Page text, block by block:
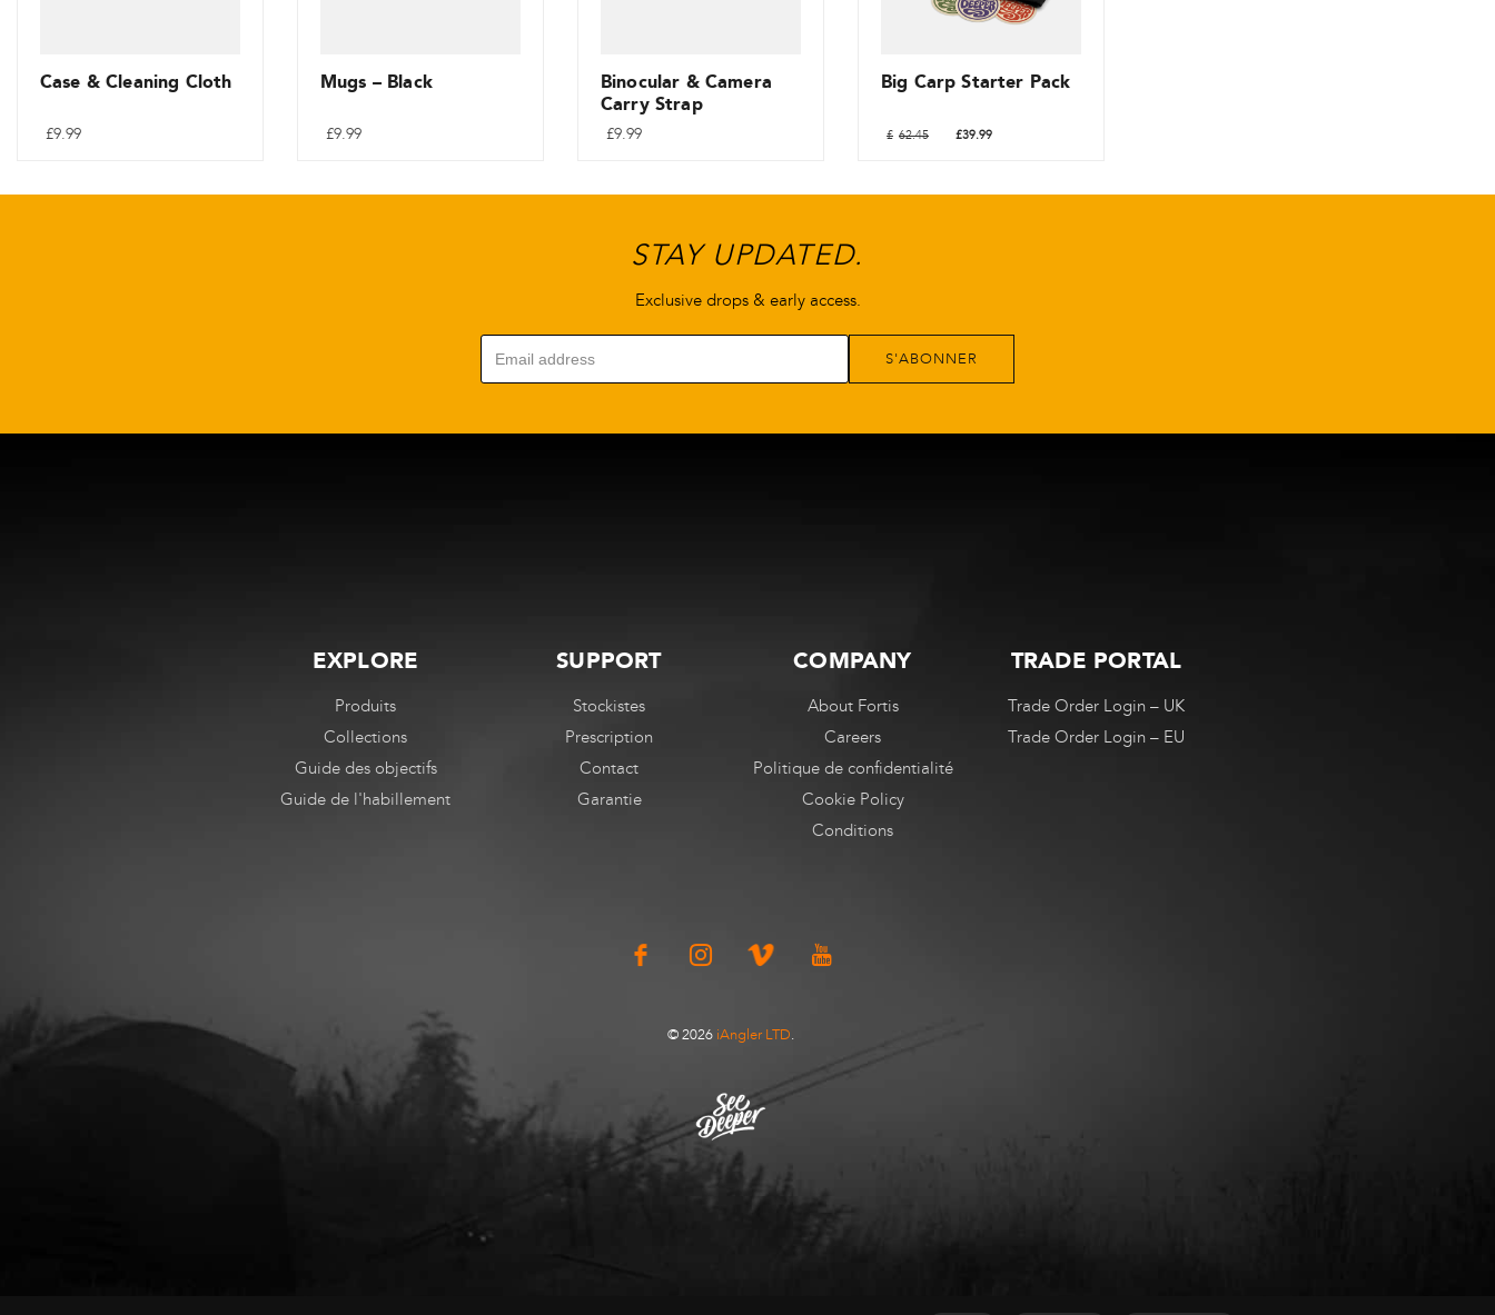
Case & Cleaning Cloth
£9.99
Mugs – Black
£9.99
Binocular & Camera
Carry Strap
£9.99
Big Carp Starter Pack
£ 62.45
Le
£62.45.
£39.99
£39.99.
STAY UPDATED.
Exclusive drops & early access.
S'ABONNER
EXPLORE
Produits
Collections
Guide des objectifs
Guide de l'habillement
SUPPORT
Stockistes
Prescription
Contact
Garantie
COMPANY
About Fortis
Careers
Politique de confidentialité
Cookie Policy
Conditions
TRADE PORTAL
Trade Order Login – UK
Trade Order Login – EU
© 2026 iAngler LTD.